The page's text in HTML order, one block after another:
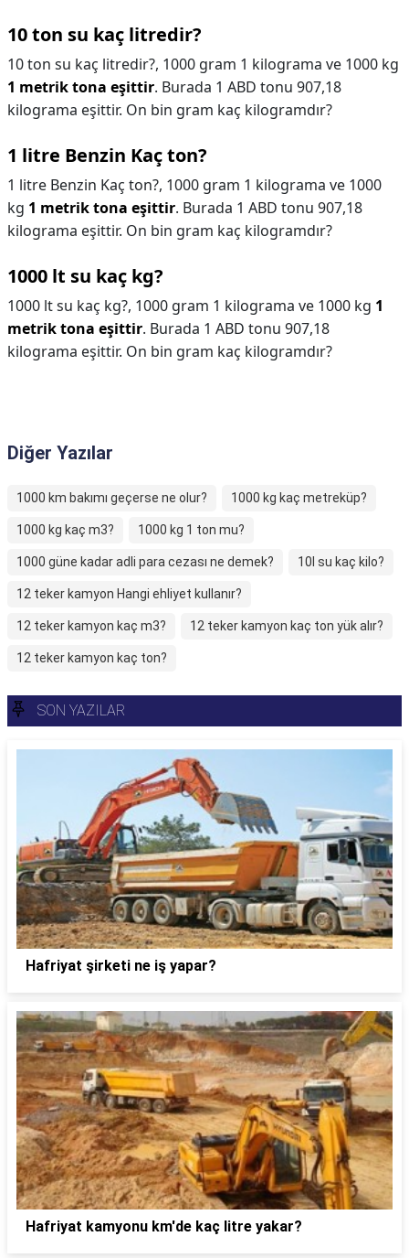
10 ton su kaç litredir?
10 ton su kaç litredir?, 1000 gram 1 kilograma ve 1000 kg
1 metrik tona eşittir. Burada 1 ABD tonu 907,18
kilograma eşittir. On bin gram kaç kilogramdır?
1 litre Benzin Kaç ton?
1 litre Benzin Kaç ton?, 1000 gram 1 kilograma ve 1000
kg 1 metrik tona eşittir. Burada 1 ABD tonu 907,18
kilograma eşittir. On bin gram kaç kilogramdır?
1000 lt su kaç kg?
1000 lt su kaç kg?, 1000 gram 1 kilograma ve 1000 kg 1
metrik tona eşittir. Burada 1 ABD tonu 907,18
kilograma eşittir. On bin gram kaç kilogramdır?
Diğer Yazılar
1000 km bakımı geçerse ne olur? 1000 kg kaç metreküp?
1000 kg kaç m3? 1000 kg 1 ton mu?
1000 güne kadar adli para cezası ne demek? 10l su kaç kilo?
12 teker kamyon Hangi ehliyet kullanır?
12 teker kamyon kaç m3? 12 teker kamyon kaç ton yük alır?
12 teker kamyon kaç ton?
SON YAZILAR
Hafriyat şirketi ne iş yapar?
Hafriyat kamyonu km'de kaç litre yakar?